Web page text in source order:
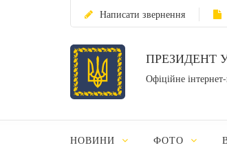
Написати звернення
ПРЕЗИДЕНТ
Офіційне
НОВИНИ ФОТО